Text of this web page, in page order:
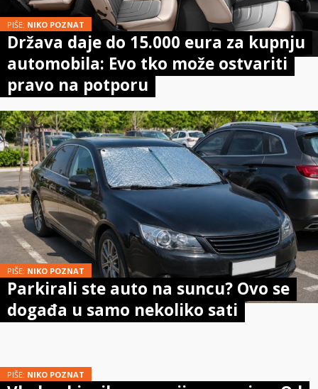
PIŠE: NIKO POZNAT
Država daje do 15.000 eura za kupnju
automobila: Evo tko može ostvariti
pravo na potporu
PIŠE: NIKO POZNAT
Parkirali ste auto na suncu? Ovo se
događa u samo nekoliko sati
PIŠE: NIKO POZNAT